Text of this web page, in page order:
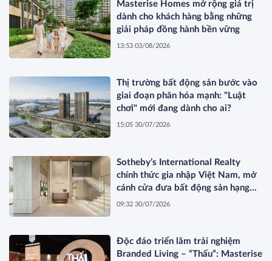
Masterise Homes mở rộng giá trị
dành cho khách hàng bằng những
giải pháp đồng hành bền vững
13:53 03/08/2026
Thị trường bất động sản bước vào
giai đoạn phân hóa mạnh: "Luật
chơi" mới đang dành cho ai?
15:05 30/07/2026
Sotheby’s International Realty
chính thức gia nhập Việt Nam, mở
cánh cửa đưa bất động sản hạng
sang kết nối toàn cầu
09:32 30/07/2026
Độc đáo triển lãm trải nghiệm
Branded Living – “Thấu”: Masterise